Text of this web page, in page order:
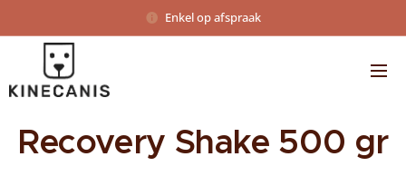
Enkel op afspraak
Recovery Shake 500 gr